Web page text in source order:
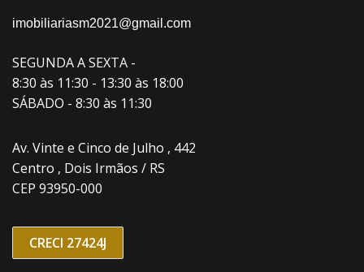
imobiliariasm2021@gmail.com
SEGUNDA A SEXTA -
8:30 às 11:30 - 13:30 às 18:00
SÁBADO - 8:30 às 11:30
Av. Vinte e Cinco de Julho , 442
Centro , Dois Irmãos / RS
CEP 93950-000
CRECI 27424J